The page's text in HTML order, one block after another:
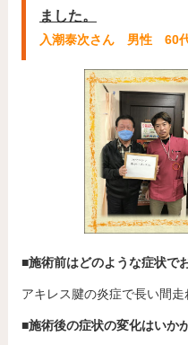
ました。
入潮泰次さん 男性 60
■施術前はどのような症状で
アキレス腱の炎症で長い間走
■施術後の症状の変化はいか